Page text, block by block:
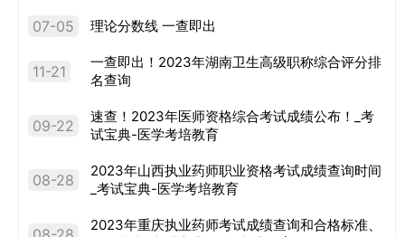
07-05 理论分数线 一查即出
11-21
一查即出！2023年湖南卫生高级职称综合评分排
名查询
09-22
速查！2023年医师资格综合考试成绩公布！_考
试宝典-医学考培教育
08-28
2023年山西执业药师职业资格考试成绩查询时间
_考试宝典-医学考培教育
2023年重庆执业药师考试成绩查询和合格标准、